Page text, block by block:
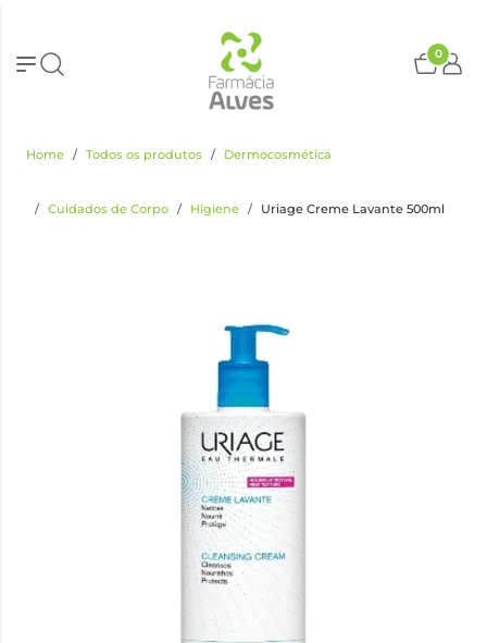
0
Home Todos os produtos Dermocosmética
Cuidados de Corpo Higiene Uriage Creme Lavante 500ml